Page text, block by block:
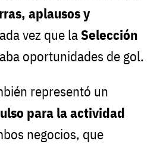
aplausos y
vez que laSelección
oportunidades de gol.
representó un
para la actividad
negocios, que